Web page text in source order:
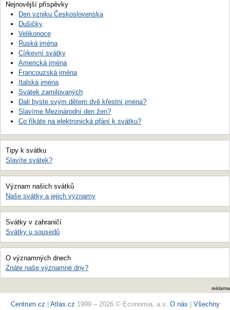
Nejnovější příspěvky
Den vzniku Československa
Dušičky
Velikonoce
Ruská jména
Církevní svátky
Americká jména
Francouzská jména
Italská jména
Svátek zamilovaných
Dali byste svým dětem dvě křestní jména?
Slavíme Mezinárodní den žen?
Co říkáte na elektronická přání k svátku?
Tipy k svátku
Slavíte svátek?
Význam našich svátků
Naše svátky a jejich významy
Svátky v zahraničí
Svátky u sousedů
O významných dnech
Znáte naše významné dny?
reklama
Centrum.cz Atlas.cz 1999 – 2026 © Economia, a.s. O nás Všechny